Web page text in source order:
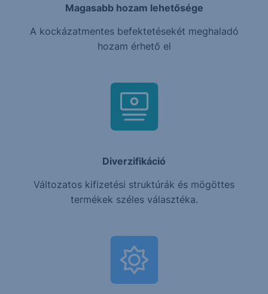
Magasabb hozam lehetősége
A kockázatmentes befektetésekét meghaladó
hozam érhető el
Diverzifikáció
Változatos kifizetési struktúrák és mögöttes
termékek széles választéka.